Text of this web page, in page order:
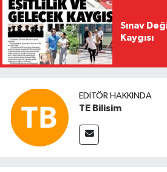
Sınav
Kaygısı
EDITÖR HAKKINDA
TE Bilisim